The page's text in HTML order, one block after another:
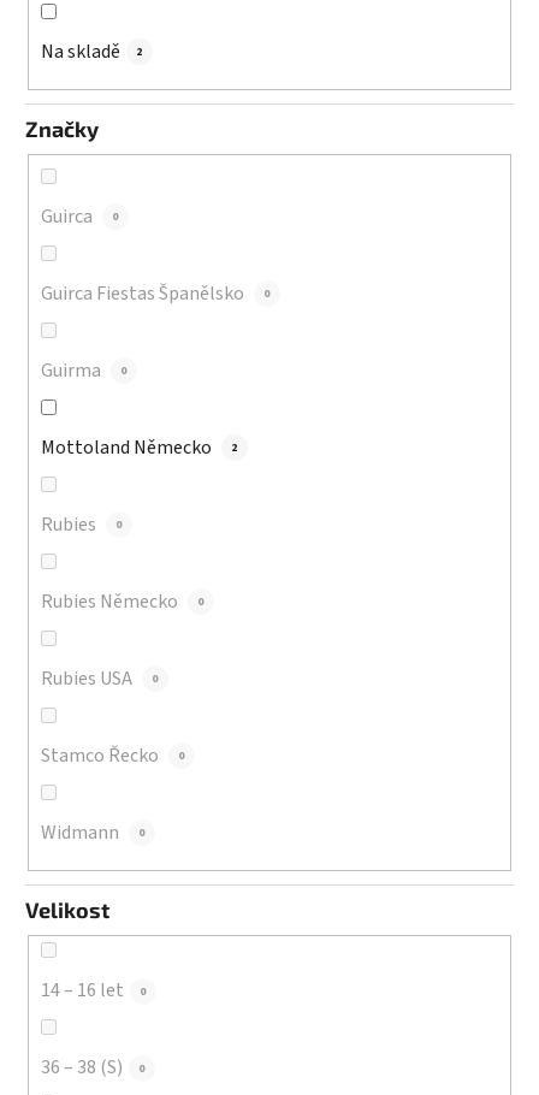
Na skladě 2
Značky
Guirca 0
Guirca Fiestas Španělsko 0
Guirma 0
Mottoland Německo 2
Rubies 0
Rubies Německo 0
Rubies USA 0
Stamco Řecko 0
Widmann 0
Velikost
14 – 16 let 0
36 – 38 (S) 0